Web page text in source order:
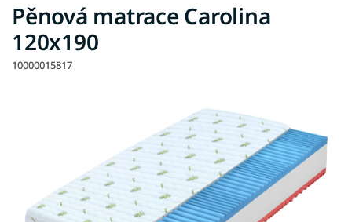
Pěnová matrace Carolina
120x190
10000015817